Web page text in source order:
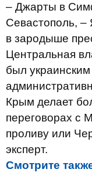
– Джарты в
Севастополь, –
в зародыше
Центральная
был украинским
Крым делает
переговорах с
проливу или
эксперт.
Смотрите